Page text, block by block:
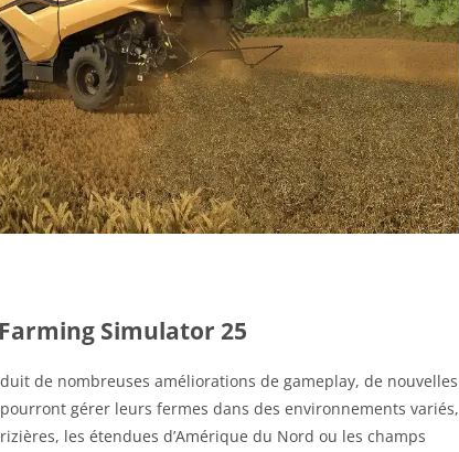
Simulator 25
de nombreuses améliorations de gameplay, de nouvelles
gérer leurs fermes dans des environnements variés,
les étendues d’Amérique du Nord ou les champs